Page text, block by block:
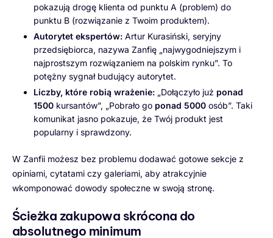
pokazują drogę klienta od punktu A (problem) do
punktu B (rozwiązanie z Twoim produktem).
Autorytet ekspertów: Artur Kurasiński, seryjny
przedsiębiorca, nazywa Zanfię „najwygodniejszym i
najprostszym rozwiązaniem na polskim rynku”. To
potężny sygnał budujący autorytet.
Liczby, które robią wrażenie: „Dołączyło już ponad
1500 kursantów”, „Pobrało go ponad 5000 osób”. Taki
komunikat jasno pokazuje, że Twój produkt jest
popularny i sprawdzony.
W Zanfii możesz bez problemu dodawać gotowe sekcje z
opiniami, cytatami czy galeriami, aby atrakcyjnie
wkomponować dowody społeczne w swoją stronę.
Ścieżka zakupowa skrócona do
absolutnego minimum